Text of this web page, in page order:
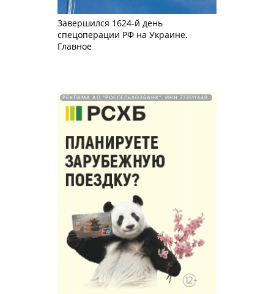
Завершился 1624-й день
спецоперации РФ на Украине.
Главное
РЕКЛАМА АО "РОССЕЛЬХОЗБАНК". ИНН 772511448.